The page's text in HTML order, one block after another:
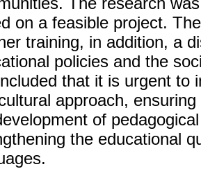
on a feasible project.
training, in addition, a
policies and the
that it is urgent to
approach,
of
the educational